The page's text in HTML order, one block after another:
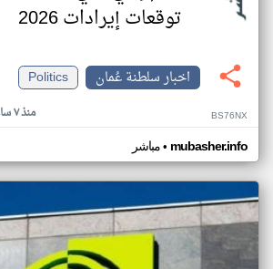
توقعات إيرادات 2026
اخبار سلطنة عُمان
Politics
منذ ٧ ساعات BS76NX
مباشر• mubasher.info